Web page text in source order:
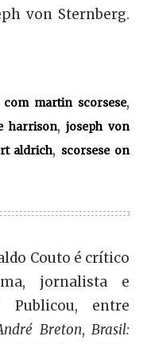
von Sternberg.
com martin scorsese,
harrison,joseph von
aldrich, scorsese on
Couto é crítico
jornalista e
Publicou, entre
Breton, Brasil: